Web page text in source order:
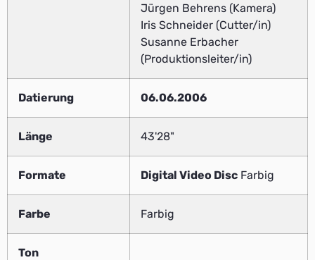
Jürgen Behrens (Kamera)
Iris Schneider (Cutter/in)
Susanne Erbacher
(Produktionsleiter/in)
Datierung 06.06.2006
Länge 43'28"
Formate Digital Video Disc Farbig
Farbe Farbig
Ton